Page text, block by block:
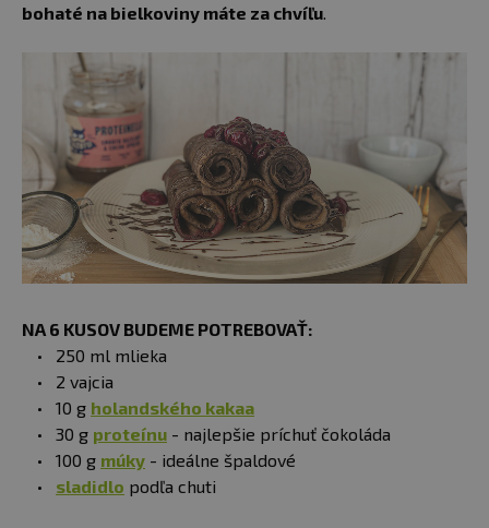
bohaté na bielkoviny máte za chvíľu.
NA 6 KUSOV BUDEME POTREBOVAŤ:
250 ml mlieka
2 vajcia
10 g holandského kakaa
30 g proteínu - najlepšie príchuť čokoláda
100 g múky - ideálne špaldové
sladidlo podľa chuti